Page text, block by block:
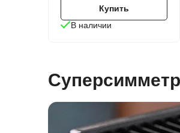
В наличии
Купить